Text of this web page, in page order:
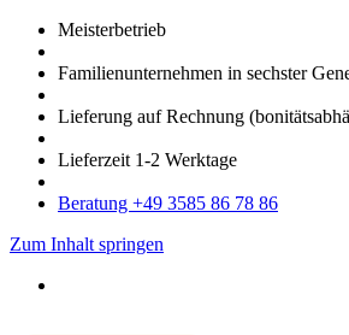
Meister­betrieb
Familien­unter­nehmen in sechster
Lieferung auf Rech­nung
Liefer­zeit 1-2 Werk­tage
Bera­tung +49 3585 86 78 86
Zum Inhalt springen